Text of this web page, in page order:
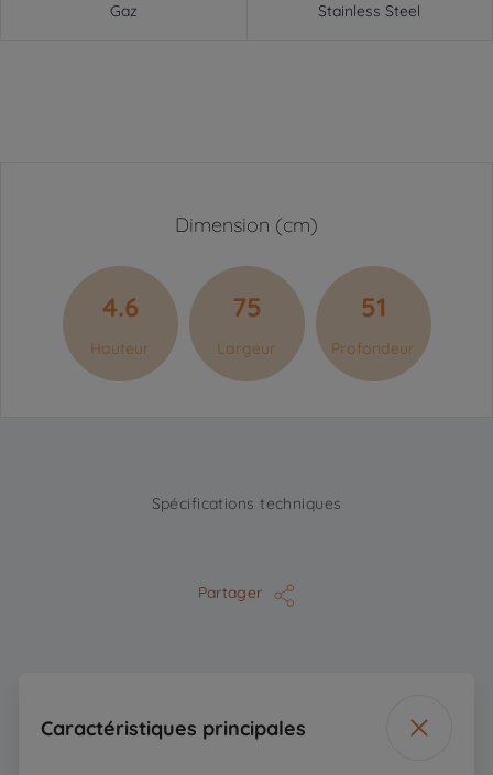
Gaz Stainless Steel
Dimension (cm)
4.6
Hauteur
75
Largeur
51
Profondeur
Spécifications techniques
Partager
Caractéristiques principales